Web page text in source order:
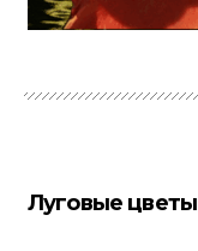
Луговые цветы